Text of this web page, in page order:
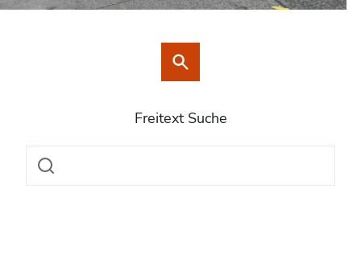
Freitext Suche